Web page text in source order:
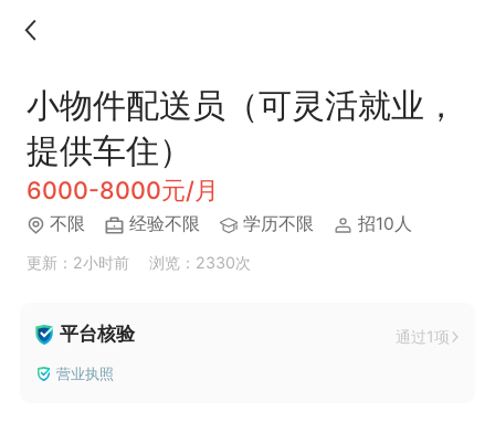
小物件配送员（可灵活就业，
提供车住）
6000-8000元/月
不限 经验不限 学历不限 招10人
更新：2小时前 浏览：2330次
平台核验 通过1项
营业执照